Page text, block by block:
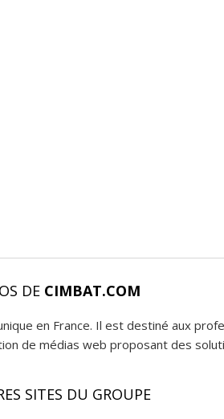
DE CIMBAT.COM
en France. Il est destiné aux
de médias web proposant des
SITES DU GROUPE